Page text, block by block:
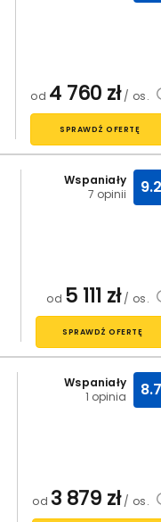
od 4 760 zł/ os.
SPRAWDŹ OFERTĘ
Wspaniały
7 opinii
9.2
od 5 111 zł/ os.
SPRAWDŹ OFERTĘ
Wspaniały
1 opinia
8.7
od 3 879 zł/ os.